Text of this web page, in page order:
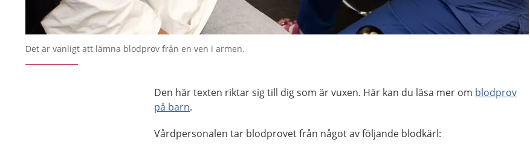
Det är vanligt att lämna blodprov från en ven i armen.
Den här texten riktar sig till dig som är vuxen. Här kan du läsa mer om blodprov
på barn.
Vårdpersonalen tar blodprovet från något av följande blodkärl: